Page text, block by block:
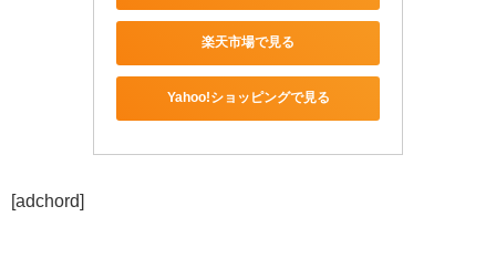
楽天市場で見る
Yahoo!ショッピングで見る
[adchord]